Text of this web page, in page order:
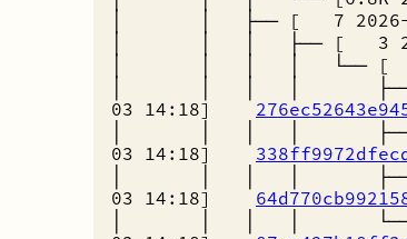
│ │ ├── [ 7 2026-
│ │ │ ├── [ 3
│ │ │ │ └── [ 6
│ │ │ │ ├──
03 14:18]
│ │ │ │ ├──
03 14:18]
│ │ │ │ ├──
03 14:18]
│ │ │ │ └── [